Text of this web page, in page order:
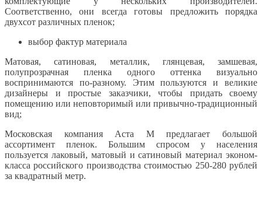
Соответственно, они всегда готовы предложить порядка
двухсот различных пленок;
выбор фактур материала
Матовая, сатиновая, металлик, глянцевая, замшевая,
полупрозрачная пленка одного оттенка визуально
воспринимаются по-разному. Этим пользуются и великие
дизайнеры и простые заказчики, чтобы придать своему
помещению или неповторимый или привычно-традиционный
вид;
Московская компания Аста М предлагает большой
ассортимент пленок. Большим спросом у населения
пользуется лаковый, матовый и сатиновый материал эконом-
класса российского производства стоимостью 250-280 рублей
за квадратный метр.